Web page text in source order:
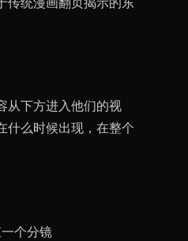
从下方进入他们的视
什么时候出现，在整个
个分镜